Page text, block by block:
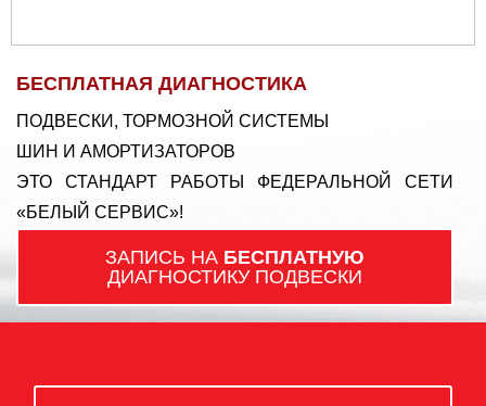
БЕСПЛАТНАЯ ДИАГНОСТИКА
ПОДВЕСКИ, ТОРМОЗНОЙ СИСТЕМЫ
ШИН И АМОРТИЗАТОРОВ
ЭТО СТАНДАРТ РАБОТЫ ФЕДЕРАЛЬНОЙ СЕТИ
«БЕЛЫЙ СЕРВИС»!
ЗАПИСЬ НА БЕСПЛАТНУЮ
ДИАГНОСТИКУ ПОДВЕСКИ